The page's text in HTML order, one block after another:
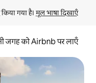
गया है। मूल भाषा दिखाएँ
जगह को Airbnb पर लाएँ